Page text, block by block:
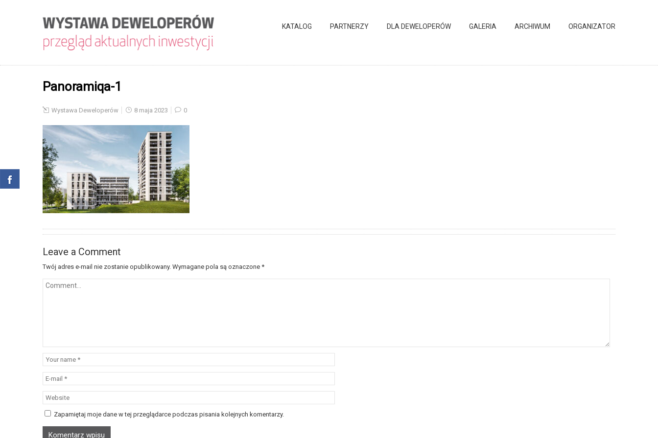
KATALOG PARTNERZY DLA DEWELOPERÓW GALERIA ARCHIWUM ORGANIZATOR
Panoramiqa-1
Wystawa Deweloperów 8 maja 2023 0
Leave a Comment
Twój adres e-mail nie zostanie opublikowany. Wymagane pola są oznaczone *
Zapamiętaj moje dane w tej przeglądarce podczas pisania kolejnych komentarzy.